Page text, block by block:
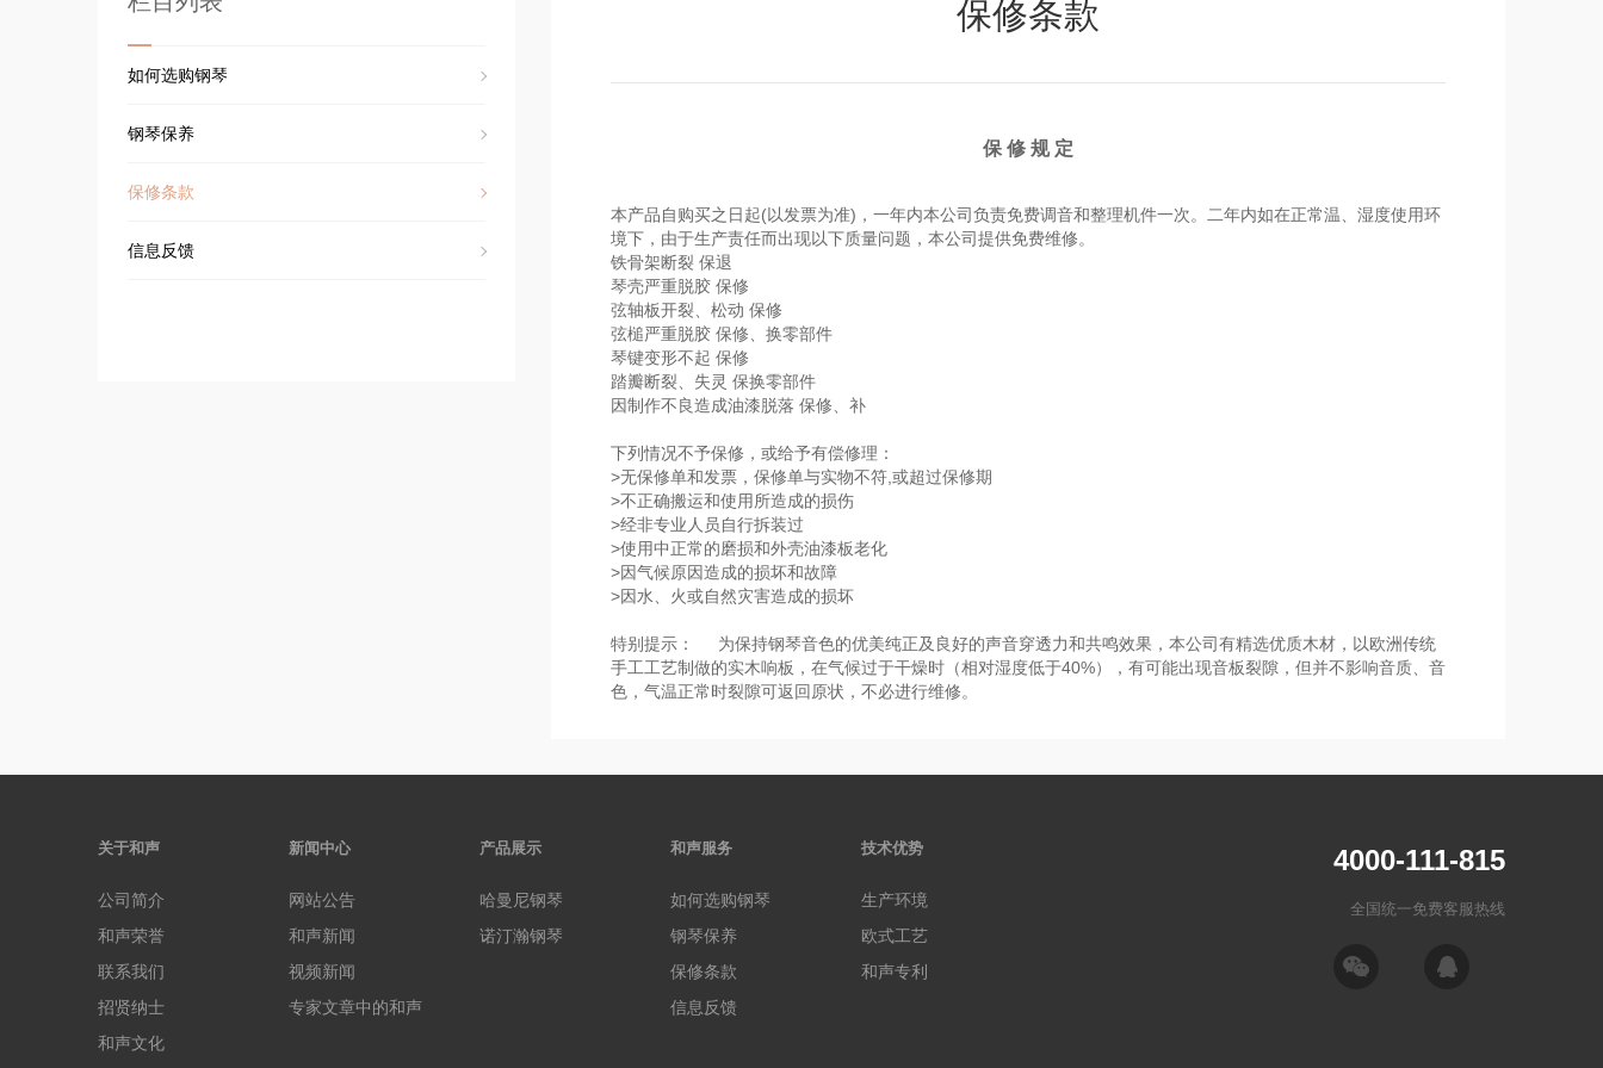
如何选购钢琴
钢琴保养
保修条款
信息反馈
保修条款
保 修 规 定
本产品自购买之日起(以发票为准)，一年内本公司负责免费调音和整理机件一次。二年内如在正常温、湿度使用环
境下，由于生产责任而出现以下质量问题，本公司提供免费维修。
铁骨架断裂 保退
琴壳严重脱胶 保修
弦轴板开裂、松动 保修
弦槌严重脱胶 保修、换零部件
琴键变形不起 保修
踏瓣断裂、失灵 保换零部件
因制作不良造成油漆脱落 保修、补
下列情况不予保修，或给予有偿修理：
>无保修单和发票，保修单与实物不符,或超过保修期
>不正确搬运和使用所造成的损伤
>经非专业人员自行拆装过
>使用中正常的磨损和外壳油漆板老化
>因气候原因造成的损坏和故障
>因水、火或自然灾害造成的损坏
特别提示： 为保持钢琴音色的优美纯正及良好的声音穿透力和共鸣效果，本公司有精选优质木材，以欧洲传统
手工工艺制做的实木响板，在气候过于干燥时（相对湿度低于40%），有可能出现音板裂隙，但并不影响音质、音
色，气温正常时裂隙可返回原状，不必进行维修。
关于和声
公司简介
和声荣誉
联系我们
招贤纳士
和声文化
新闻中心
网站公告
和声新闻
视频新闻
专家文章中的和声
产品展示
哈曼尼钢琴
诺汀瀚钢琴
和声服务
如何选购钢琴
钢琴保养
保修条款
信息反馈
技术优势
生产环境
欧式工艺
和声专利
4000-111-815
全国统一免费客服热线